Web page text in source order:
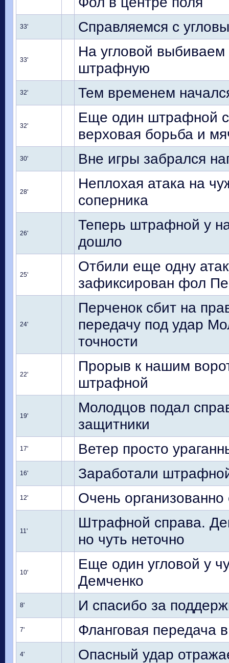
33' Справляемся с
33'
На угловой
штрафную
32' Тем временем
32'
Еще один штрафной
верховая борьба и
30' Вне игры забрался
28'
Неплохая атака на
соперника
26'
Теперь штрафной у
дошло
25'
Отбили еще одну
зафиксирован фол
24'
Перченок сбит на
передачу под удар
точности
22'
Прорыв к нашим
штрафной
19'
Молодцов подал
защитники
17' Ветер просто
16' Заработали
12' Очень
11'
Штрафной справа.
но чуть неточно
10'
Еще один угловой у
Демченко
8' И спасибо за
7' Фланговая передача
4' Опасный удар